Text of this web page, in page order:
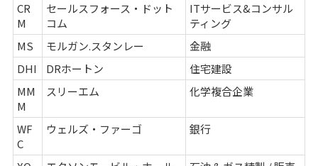
CR
M
セールスフォース・ドット
コム
ITサービス&コンサル
ティング
MS
モルガン.スタンレー
金融
DHI
DRホートン
住宅建設
MM
M
スリーエム 化学複合企業
WF
C
ウェルズ・ファーゴ 銀行